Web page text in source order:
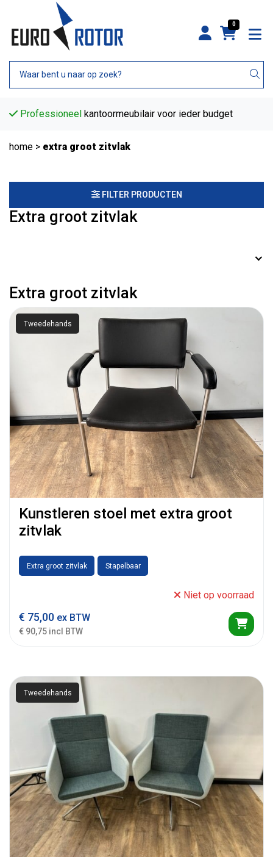
0
Professioneel kantoormeubilair voor ieder budget
home > extra groot zitvlak
FILTER PRODUCTEN
Extra groot zitvlak
Extra groot zitvlak
Tweedehands
Kunstleren stoel met extra groot
zitvlak
Extra groot zitvlak Stapelbaar
Niet op voorraad
€ 75,00 ex BTW
€ 90,75 incl BTW
Tweedehands